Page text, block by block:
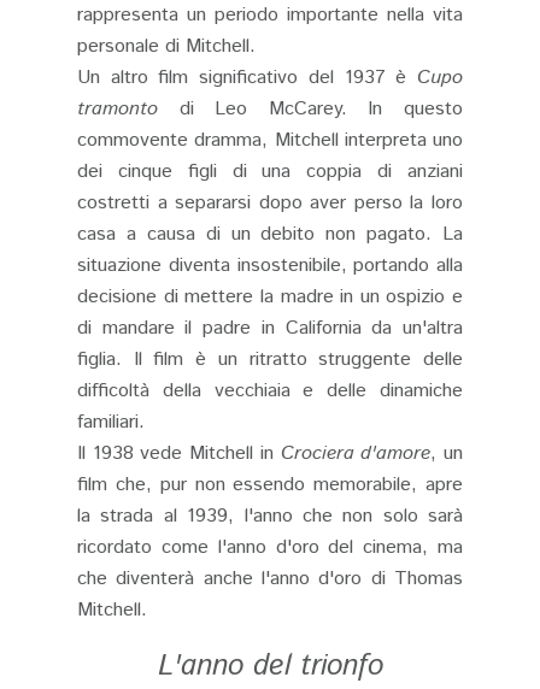
rappresenta un periodo importante nella vita
personale di Mitchell.
Un altro film significativo del 1937 è Cupo
tramonto di Leo McCarey. In questo
commovente dramma, Mitchell interpreta uno
dei cinque figli di una coppia di anziani
costretti a separarsi dopo aver perso la loro
casa a causa di un debito non pagato. La
situazione diventa insostenibile, portando alla
decisione di mettere la madre in un ospizio e
di mandare il padre in California da un'altra
figlia. Il film è un ritratto struggente delle
difficoltà della vecchiaia e delle dinamiche
familiari.
Il 1938 vede Mitchell in Crociera d'amore, un
film che, pur non essendo memorabile, apre
la strada al 1939, l'anno che non solo sarà
ricordato come l'anno d'oro del cinema, ma
che diventerà anche l'anno d'oro di Thomas
Mitchell.
L'anno del trionfo